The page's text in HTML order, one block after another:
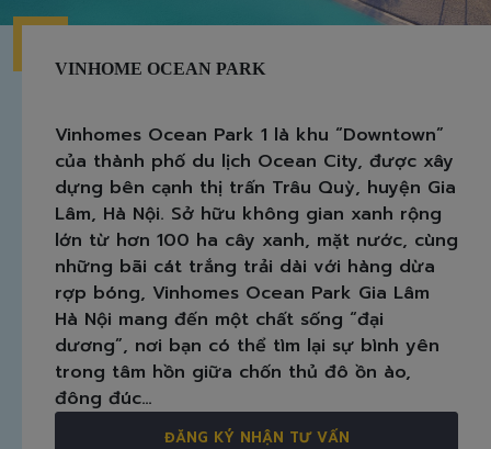
VINHOME OCEAN PARK
Vinhomes Ocean Park 1 là khu “Downtown”
của thành phố du lịch Ocean City, được xây
dựng bên cạnh thị trấn Trâu Quỳ, huyện Gia
Lâm, Hà Nội. Sở hữu không gian xanh rộng
lớn từ hơn 100 ha cây xanh, mặt nước, cùng
những bãi cát trắng trải dài với hàng dừa
rợp bóng, Vinhomes Ocean Park Gia Lâm
Hà Nội mang đến một chất sống “đại
dương”, nơi bạn có thể tìm lại sự bình yên
trong tâm hồn giữa chốn thủ đô ồn ào,
đông đúc…
ĐĂNG KÝ NHẬN TƯ VẤN